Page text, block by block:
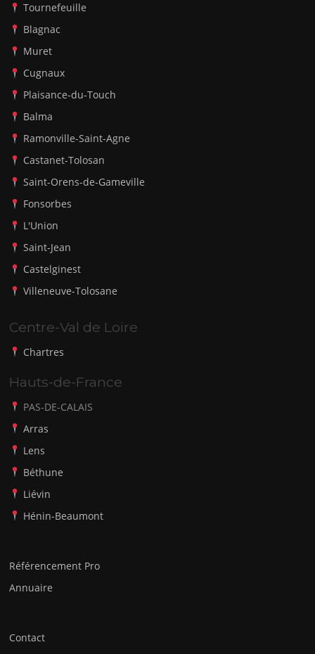
Tournefeuille
Blagnac
Muret
Cugnaux
Plaisance-du-Touch
Balma
Ramonville-Saint-Agne
Castanet-Tolosan
Saint-Orens-de-Gameville
Fonsorbes
L'Union
Saint-Jean
Castelginest
Villeneuve-Tolosane
Centre-Val de Loire
Chartres
Hauts-de-France
PAS-DE-CALAIS
Arras
Lens
Béthune
Liévin
Hénin-Beaumont
Référencement Pro
Annuaire
Contact